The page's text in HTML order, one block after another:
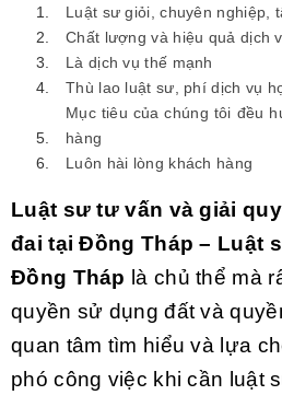
Luật sư giỏi, chuyên nghiệp,
Chất lượng và hiệu quả dịch
Là dịch vụ thế mạnh
Thù lao luật sư, phí dịch vụ
Mục tiêu của chúng tôi đều
hàng
Luôn hài lòng khách hàng
Luật sư tư vấn và giải
đai tại Đồng Tháp – Luật
Đồng Tháp là chủ thể mà
quyền sử dụng đất và
quan tâm tìm hiểu và lựa
phó công việc khi cần luật